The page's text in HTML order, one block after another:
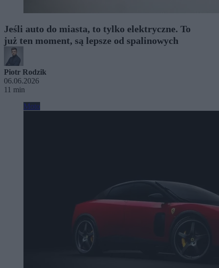
Jeśli auto do miasta, to tylko elektryczne. To
już ten moment, są lepsze od spalinowych
Piotr Rodzik
06.06.2026
11 min
Moto